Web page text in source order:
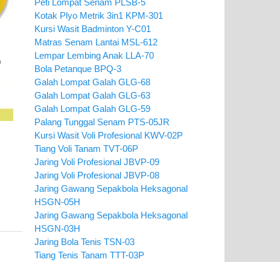
Kotak Plyo Metrik 3in1 KPM-301
Kursi Wasit Badminton Y-C01
Matras Senam Lantai MSL-612
Lempar Lembing Anak LLA-70
Bola Petanque BPQ-3
Galah Lompat Galah GLG-68
Galah Lompat Galah GLG-63
Galah Lompat Galah GLG-59
Palang Tunggal Senam PTS-05JR
Kursi Wasit Voli Profesional KWV-02P
Tiang Voli Tanam TVT-06P
Jaring Voli Profesional JBVP-09
Jaring Voli Profesional JBVP-08
Jaring Gawang Sepakbola Heksagonal
HSGN-05H
Jaring Gawang Sepakbola Heksagonal
HSGN-03H
Jaring Bola Tenis TSN-03
Tiang Tenis Tanam TTT-03P